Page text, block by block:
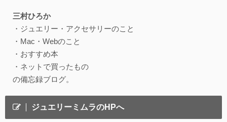
三村ひろか
・ジュエリー・アクセサリーのこと
・Mac・Webのこと
・おすすめ本
・ネットで買ったもの
の備忘録ブログ。
ジュエリーミムラのHPへ